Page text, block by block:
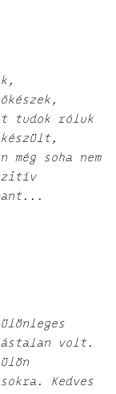
tudok róluk
soha nem
volt.
Kedves